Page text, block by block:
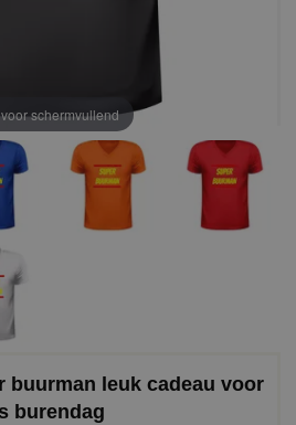
schermvullend
buurman leuk cadeau voor
burendag